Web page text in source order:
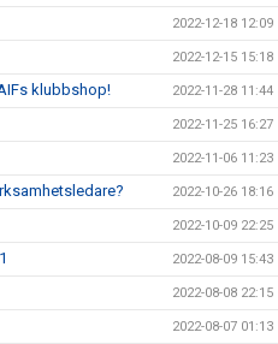
2022-12-18 12:09
2022-12-15 15:18
klubbshop! 2022-11-28 11:44
2022-11-25 16:27
2022-11-06 11:23
2022-10-26 18:16
2022-10-09 22:25
2022-08-09 15:43
2022-08-08 22:15
2022-08-07 01:13